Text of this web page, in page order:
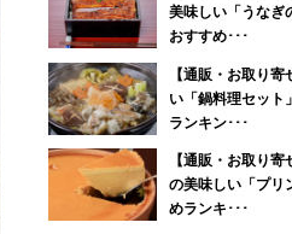
美味しい「うなぎ
おすすめ･･･
【通販・お取り寄
い「鍋料理セット
ランキン･･･
【通販・お取り
の美味しい「プリ
めランキ･･･